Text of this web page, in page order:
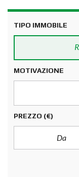
TIPO IMMOBILE
MOTIVAZIONE
PREZZO (€)